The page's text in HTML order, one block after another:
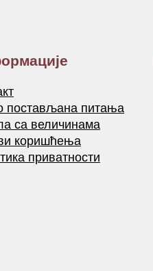
постављана питања
са величинама
коришћења
приватности